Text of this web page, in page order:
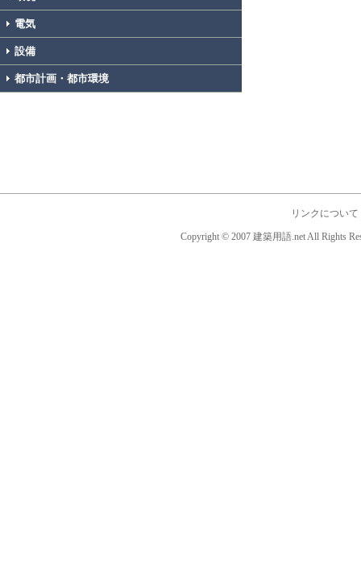
電気
設備
都市計画・都市環境
リンクについて
Copyright © 2007 建築用語.net All Rights